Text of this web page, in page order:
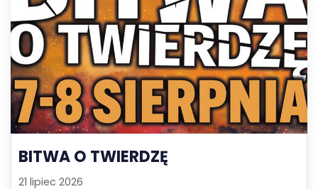
BITWA O TWIERDZĘ
21 lipiec 2026